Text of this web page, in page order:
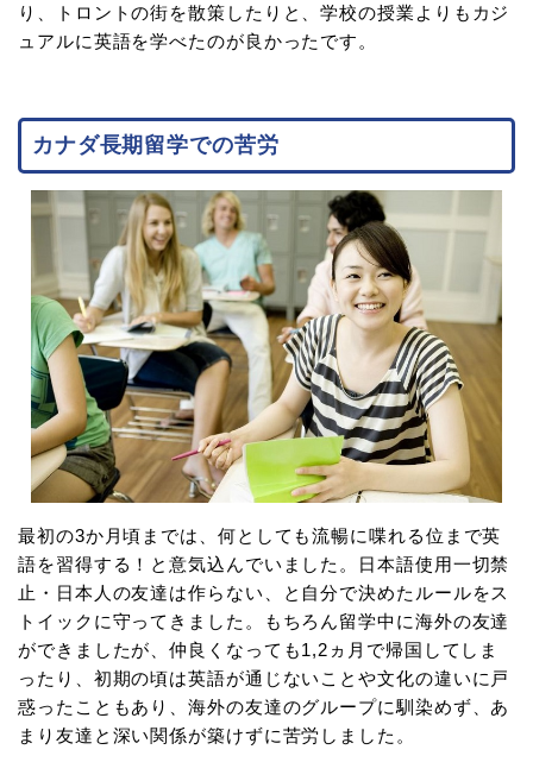
り、トロントの街を散策したりと、学校の授業よりもカジ
ュアルに英語を学べたのが良かったです。
カナダ長期留学での苦労
最初の3か月頃までは、何としても流暢に喋れる位まで英
語を習得する！と意気込んでいました。日本語使用一切禁
止・日本人の友達は作らない、と自分で決めたルールをス
トイックに守ってきました。もちろん留学中に海外の友達
ができましたが、仲良くなっても1,2ヵ月で帰国してしま
ったり、初期の頃は英語が通じないことや文化の違いに戸
惑ったこともあり、海外の友達のグループに馴染めず、あ
まり友達と深い関係が築けずに苦労しました。